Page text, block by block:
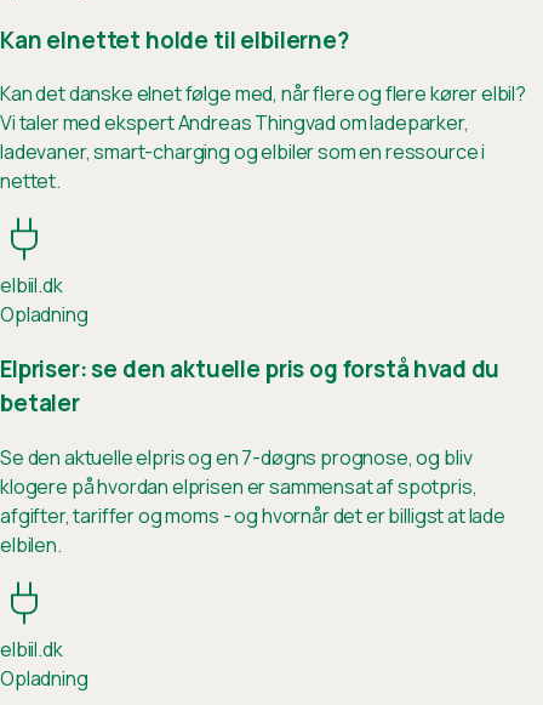
Kan elnettet holde til elbilerne?
Kan det danske elnet følge med, når flere og flere kører elbil?
Vi taler med ekspert Andreas Thingvad om ladeparker,
ladevaner, smart-charging og elbiler som en ressource i
nettet.
elbiil.dk
Opladning
Elpriser: se den aktuelle pris og forstå hvad du
betaler
Se den aktuelle elpris og en 7-døgns prognose, og bliv
klogere på hvordan elprisen er sammensat af spotpris,
afgifter, tariffer og moms - og hvornår det er billigst at lade
elbilen.
elbiil.dk
Opladning